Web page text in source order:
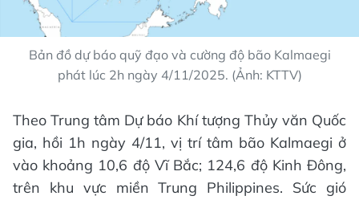
Bản đồ dự báo quỹ đạo và cường độ bão Kalmaegi
phát lúc 2h ngày 4/11/2025. (Ảnh: KTTV)
Theo Trung tâm Dự báo Khí tượng Thủy văn Quốc
gia, hồi 1h ngày 4/11, vị trí tâm bão Kalmaegi ở
vào khoảng 10,6 độ Vĩ Bắc; 124,6 độ Kinh Đông,
trên khu vực miền Trung Philippines. Sức gió